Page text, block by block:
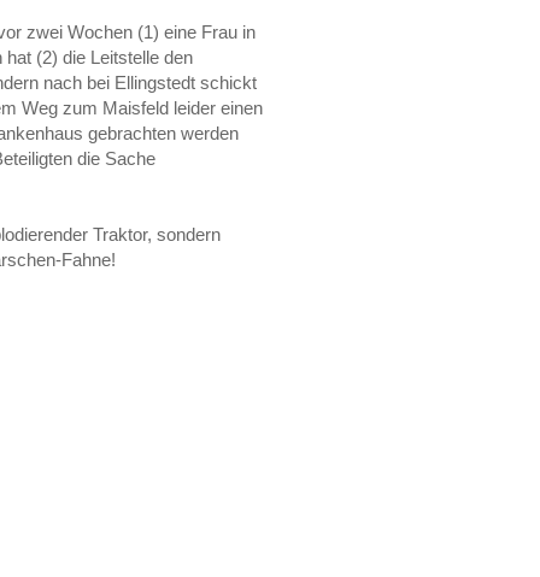
zwei Wochen (1) eine Frau in
(2) die Leitstelle den
nach bei Ellingstedt schickt
Weg zum Maisfeld leider einen
gebrachten werden
die Sache
Traktor, sondern
Fahne!